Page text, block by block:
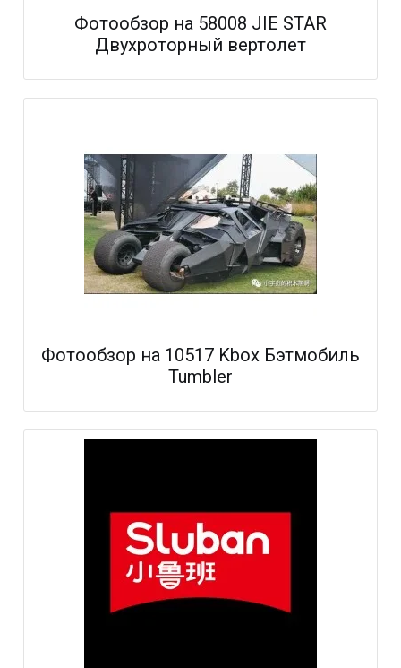
Фотообзор на 58008 JIE STAR
Двухроторный вертолет
Фотообзор на 10517 Kbox Бэтмобиль
Tumbler